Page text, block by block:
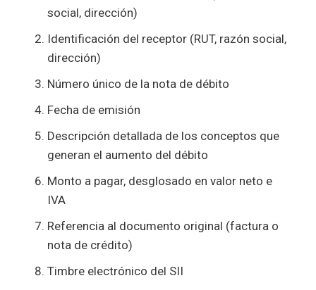
social, dirección)
Identificación del receptor (RUT, razón social,
dirección)
Número único de la nota de débito
Fecha de emisión
Descripción detallada de los conceptos que
generan el aumento del débito
Monto a pagar, desglosado en valor neto e
IVA
Referencia al documento original (factura o
nota de crédito)
Timbre electrónico del SII